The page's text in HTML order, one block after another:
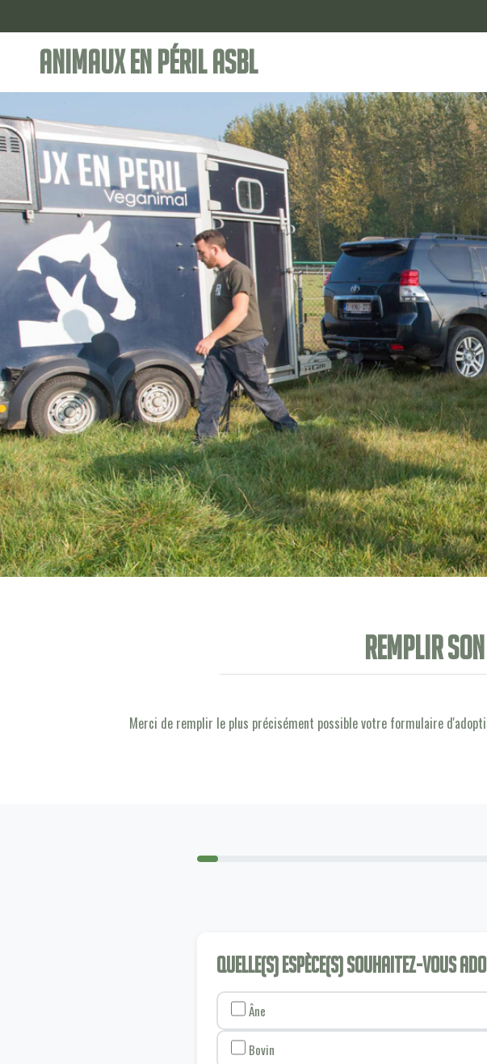
Animaux en Péril ASBL
Remplir
Merci de remplir le plus précisément possible votre formulaire
Quelle(s) espèce(s) souhaitez-vous
Âne
Bovin